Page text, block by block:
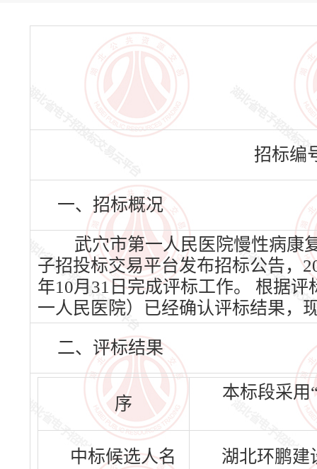
招标编
一、招标概况
武穴市第一人民医院慢性病康
子招投标交易平台发布招标公告，
年10月31日完成评标工作。 根据
一人民医院）已经确认评标结果，
二、评标结果
序
本标段采用
中标候选人名
湖北环鹏建